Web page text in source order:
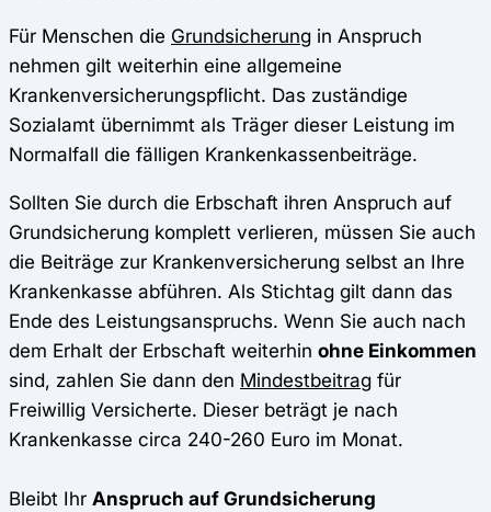
Für Menschen die Grundsicherung in Anspruch
nehmen gilt weiterhin eine allgemeine
Krankenversicherungspflicht. Das zuständige
Sozialamt übernimmt als Träger dieser Leistung im
Normalfall die fälligen Krankenkassenbeiträge.
Sollten Sie durch die Erbschaft ihren Anspruch auf
Grundsicherung komplett verlieren, müssen Sie auch
die Beiträge zur Krankenversicherung selbst an Ihre
Krankenkasse abführen. Als Stichtag gilt dann das
Ende des Leistungsanspruchs. Wenn Sie auch nach
dem Erhalt der Erbschaft weiterhin ohne Einkommen
sind, zahlen Sie dann den Mindestbeitrag für
Freiwillig Versicherte. Dieser beträgt je nach
Krankenkasse circa 240-260 Euro im Monat.
Bleibt Ihr Anspruch auf Grundsicherung